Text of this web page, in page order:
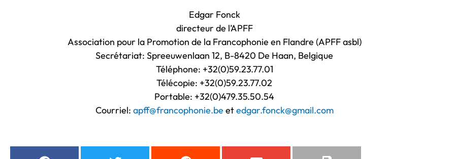
Edgar Fonck
directeur de l’APFF
Association pour la Promotion de la Francophonie en Flandre (APFF asbl)
Secrétariat: Spreeuwenlaan 12, B-8420 De Haan, Belgique
Téléphone: +32(0)59.23.77.01
Télécopie: +32(0)59.23.77.02
Portable: +32(0)479.35.50.54
Courriel: apff@francophonie.be etedgar.fonck@gmail.com